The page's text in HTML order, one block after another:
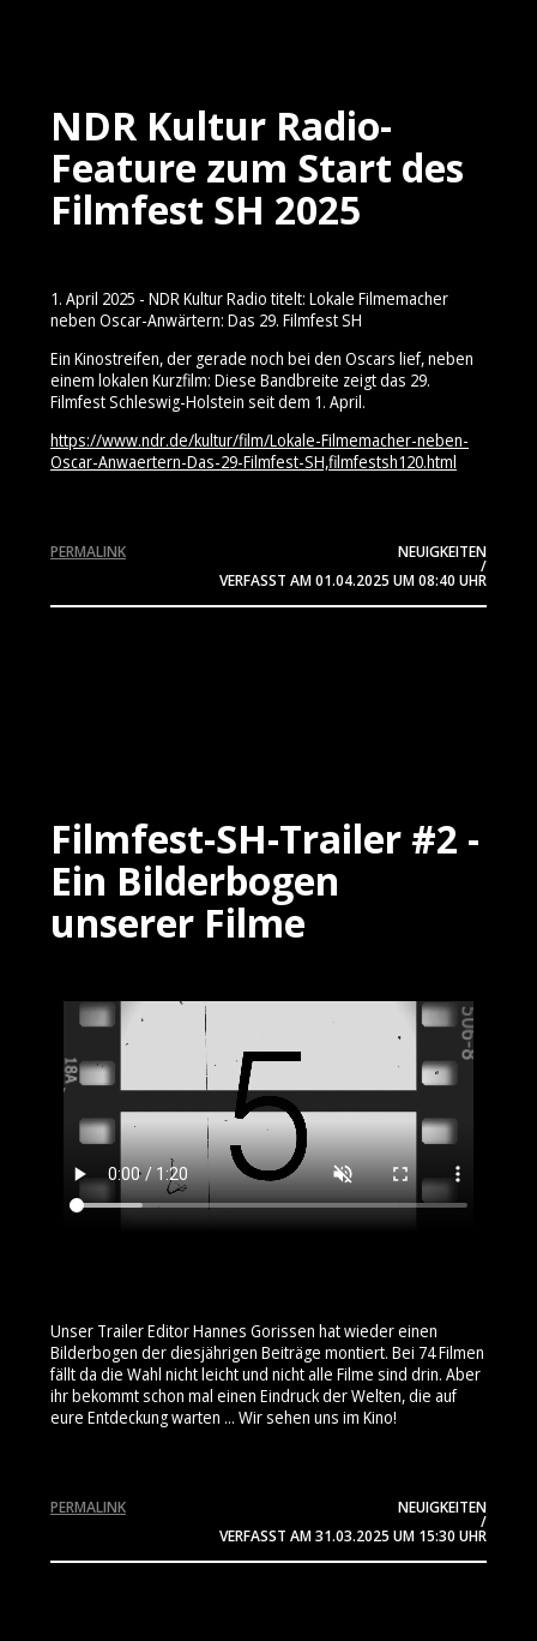
NDR Kultur Radio-
Feature zum Start des
Filmfest SH 2025
1. April 2025 - NDR Kultur Radio titelt: Lokale Filmemacher
neben Oscar-Anwärtern: Das 29. Filmfest SH
Ein Kinostreifen, der gerade noch bei den Oscars lief, neben
einem lokalen Kurzfilm: Diese Bandbreite zeigt das 29.
Filmfest Schleswig-Holstein seit dem 1. April.
https://www.ndr.de/kultur/film/Lokale-Filmemacher-neben-
Oscar-Anwaertern-Das-29-Filmfest-SH,filmfestsh120.html
NEUIGKEITEN
/
VERFASST AM01.04.2025 UM 08:40 UHR
PERMALINK
Filmfest-SH-Trailer #2 -
Ein Bilderbogen
unserer Filme
Unser Trailer Editor Hannes Gorissen hat wieder einen
Bilderbogen der diesjährigen Beiträge montiert. Bei 74 Filmen
fällt da die Wahl nicht leicht und nicht alle Filme sind drin. Aber
ihr bekommt schon mal einen Eindruck der Welten, die auf
eure Entdeckung warten ... Wir sehen uns im Kino!
NEUIGKEITEN
/
VERFASST AM31.03.2025 UM 15:30 UHR
PERMALINK